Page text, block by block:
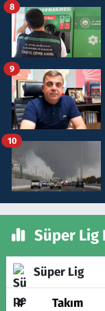
8
9
10
Süper Lig
Süper Lig
# Takım